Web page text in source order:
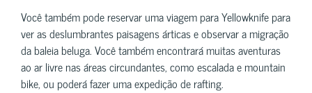
Você também pode reservar uma viagem para Yellowknife para
ver as deslumbrantes paisagens árticas e observar a migração
da baleia beluga. Você também encontrará muitas aventuras
ao ar livre nas áreas circundantes, como escalada e mountain
bike, ou poderá fazer uma expedição de rafting.